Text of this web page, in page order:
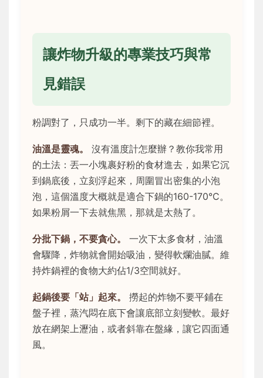
讓炸物升級的專業技巧與常
見錯誤
粉調對了，只成功一半。剩下的藏在細節裡。
油溫是靈魂。
沒有溫度計怎麼辦？教你我常用
的土法：丟一小塊裹好粉的食材進去，如果它沉
到鍋底後，立刻浮起來，周圍冒出密集的小泡
泡，這個溫度大概就是適合下鍋的160-170°C。
如果粉屑一下去就焦黑，那就是太熱了。
分批下鍋，不要貪心。
一次下太多食材，油溫
會驟降，炸物就會開始吸油，變得軟爛油膩。維
持炸鍋裡的食物大約佔1/3空間就好。
起鍋後要「站」起來。
撈起的炸物不要平鋪在
盤子裡，蒸汽悶在底下會讓底部立刻變軟。最好
放在網架上瀝油，或者斜靠在盤緣，讓它四面通
風。